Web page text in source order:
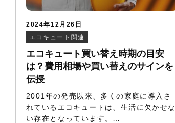
2024年12月26日
エコキュート関連
エコキュート買い替え時期の目安
は？費用相場や買い替えのサインを
伝授
2001年の発売以来、多くの家庭に導入さ
れているエコキュートは、生活に欠かせな
い存在となっています。…